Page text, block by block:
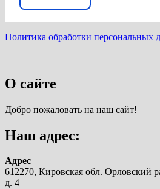
Политика обработки персональных
О сайте
Добро пожаловать на наш сайт!
Наш адрес:
Адрес
612270, Кировская обл. Орловский
д. 4